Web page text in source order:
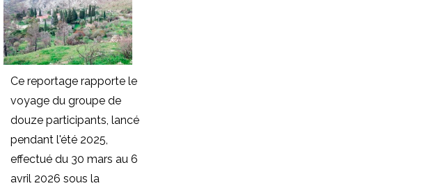
Ce reportage rapporte le
voyage du groupe de
douze participants, lancé
pendant l'été 2025,
effectué du 30 mars au 6
avril 2026 sous la
But de
l'association
L'association
a pour but de